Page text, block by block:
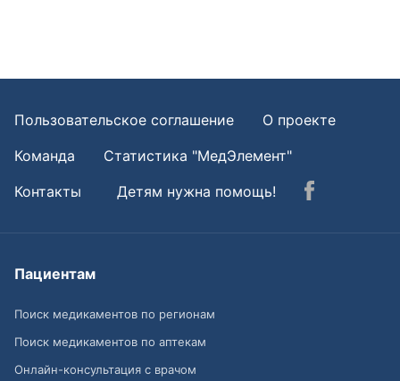
Пользовательское соглашение
О проекте
Команда
Статистика "МедЭлемент"
Контакты
Детям нужна помощь!
Пациентам
Поиск медикаментов по регионам
Поиск медикаментов по аптекам
Онлайн-консультация с врачом